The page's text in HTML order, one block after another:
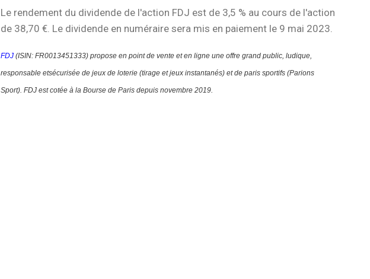
Le rendement du dividende de l'action FDJ est de 3,5 % au cours de l'action
de 38,70 €. Le dividende en numéraire sera mis en paiement le 9 mai 2023.
FDJ (ISIN: FR0013451333) propose en point de vente et en ligne une offre grand public, ludique,
responsable etsécurisée de jeux de loterie (tirage et jeux instantanés) et de paris sportifs (Parions
Sport). FDJ est cotée à la Bourse de Paris depuis novembre 2019.